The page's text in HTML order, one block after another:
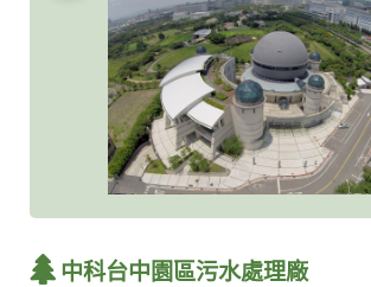
中科台中園區污水處理廠